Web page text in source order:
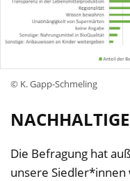
© K. Gapp-Schmeling
Die Befragung hat
unsere Siedler*innen